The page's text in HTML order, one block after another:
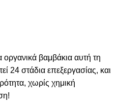
βαμβάκια αυτή τη
24 στάδια επεξεργασίας, και
χωρίς χημική